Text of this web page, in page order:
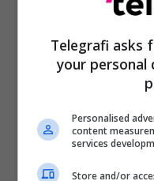
Telegrafi asks
your
Personalised
content
services
Store and/or